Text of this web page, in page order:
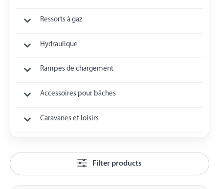
Ressorts à gaz
Hydraulique
Rampes de chargement
Accessoires pour bâches
Caravanes et loisirs
Filter products